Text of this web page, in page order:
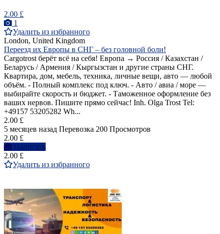
2.00 £
1
Удалить из избранного
London, United Kingdom
Переезд их Европы в СНГ – без головной боли!
Cargotrost берёт всё на себя! Европа → Россия / Казахстан /
Беларусь / Армения / Кыргызстан и другие страны СНГ.
Квартира, дом, мебель, техника, личные вещи, авто — любой
объём. - Полный комплекс под ключ. - Авто / авиа / море —
выбирайте скорость и бюджет. - Таможенное оформление без
ваших нервов. Пишите прямо сейчас! Inh. Olga Trost Tel:
+49157 53205282 Wh...
2.00 £
5 месяцев назад Перевозка 200 Просмотров
2.00 £
Написать
2.00 £
Удалить из избранного